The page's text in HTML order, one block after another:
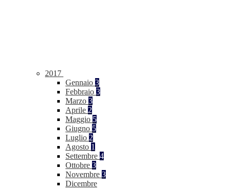
2017
Gennaio 3
Febbraio 3
Marzo 3
Aprile 2
Maggio 5
Giugno 5
Luglio 2
Agosto 1
Settembre 4
Ottobre 3
Novembre 3
Dicembre